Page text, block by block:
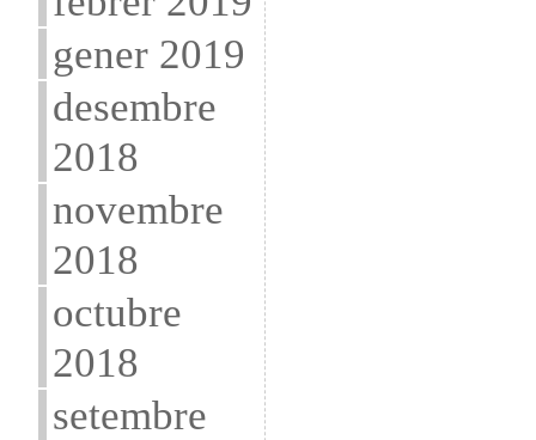
gener 2019
desembre
2018
novembre
2018
octubre
2018
setembre